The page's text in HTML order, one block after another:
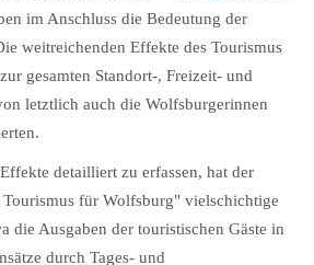
im Anschluss die Bedeutung der
weitreichenden Effekte des Tourismus
gesamten Standort-, Freizeit- und
letztlich auch die Wolfsburgerinnen
detailliert zu erfassen, hat der
für Wolfsburg" vielschichtige
die Ausgaben der touristischen Gäste in
durch Tages- und